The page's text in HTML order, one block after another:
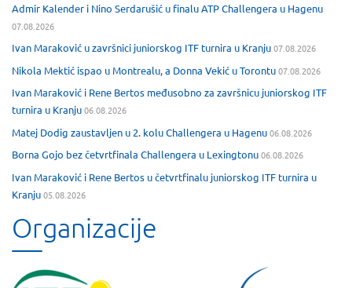
Admir Kalender i Nino Serdarušić u finalu ATP Challengera u Hagenu
07.08.2026
Ivan Maraković u završnici juniorskog ITF turnira u Kranju07.08.2026
Nikola Mektić ispao u Montrealu, a Donna Vekić u Torontu07.08.2026
Ivan Maraković i Rene Bertos međusobno za završnicu juniorskog ITF
turnira u Kranju06.08.2026
Matej Dodig zaustavljen u 2. kolu Challengera u Hagenu06.08.2026
Borna Gojo bez četvrtfinala Challengera u Lexingtonu06.08.2026
Ivan Maraković i Rene Bertos u četvrtfinalu juniorskog ITF turnira u
Kranju05.08.2026
Organizacije